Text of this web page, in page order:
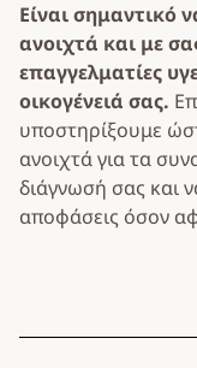
Είναι σημαντικό
ανοιχτά και με
επαγγελματίες
οικογένειά σας.
υποστηρίξουμε
ανοιχτά για τα
διάγνωσή σας και
αποφάσεις όσον